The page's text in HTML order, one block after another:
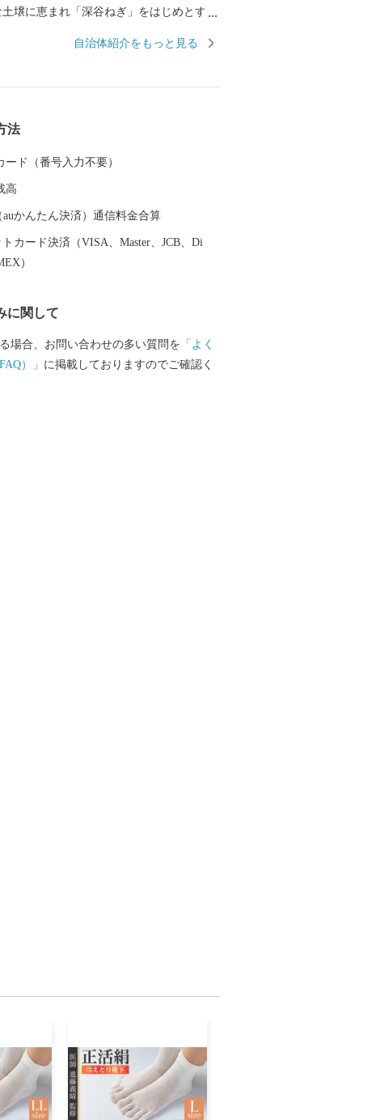
ます。また、生産量トップクラスのユ
。 渋沢栄一は「道徳経済合一説」を唱
組み、数々の功績を残しました。 なお、
したデザインは、表面は渋沢栄一翁の肖
京駅となっていますが、東京駅で使用さ
市と関わりの深いものとなっています。
自治体紹介をもっと見る
法
ード（番号入力不要）
高
auかんたん決済）通信料金合算
カード決済（VISA、Master、JCB、Di
）
に関して
場合、お問い合わせの多い質問を 「よく
）」 に掲載しておりますのでご確認く